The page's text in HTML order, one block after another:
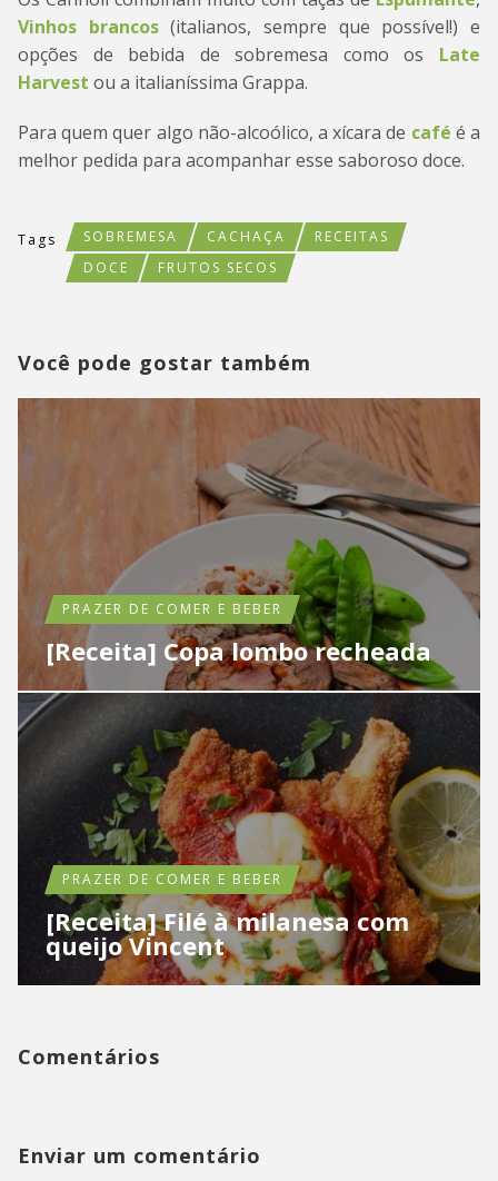
Vinhos brancos(italianos, sempre que possível!) e
opções de bebida de sobremesa como os Late
Harvest ou a italianíssima Grappa.
Para quem quer algo não-alcoólico, a xícara de café é a
melhor pedida para acompanhar esse saboroso doce.
Tags SOBREMESA CACHAÇA
RECEITAS
DOCE
FRUTOS SECOS
Você pode gostar também
PRAZER DE COMER E BEBER
[Receita] Copa lombo recheada
PRAZER DE COMER E BEBER
[Receita] Filé à milanesa com
queijo Vincent
Comentários
Enviar um comentário